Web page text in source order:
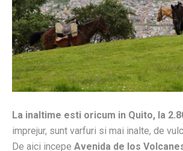
La inaltime esti oricum in Quito, la
imprejur, sunt varfuri si mai inalte, de
De aici incepe Avenida de los